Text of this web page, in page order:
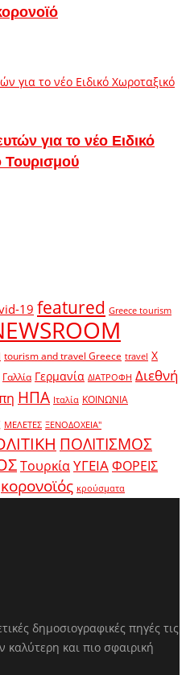
για το νέο Ειδικό
Τουρισμού
19 featured Greece tourism
tourism and travel Greece travel X
Γαλλία Γερμανία ΔΙΑΤΡΟΦΗ Διεθνή
ΗΠΑ Ιταλία ΚΟΙΝΩΝΙΑ
ΜΕΛΕΤΕΣ ΞΕΝΟΔΟΧΕΙΑ"
ΠΟΛΙΤΙΣΜΟΣ
ΤουρκίαΥΓΕΙΑΦΟΡΕΙΣ
κορονοϊός κρούσματα
δημοσιογραφικές πηγές τις
καλύτερη και πιο σφαιρική